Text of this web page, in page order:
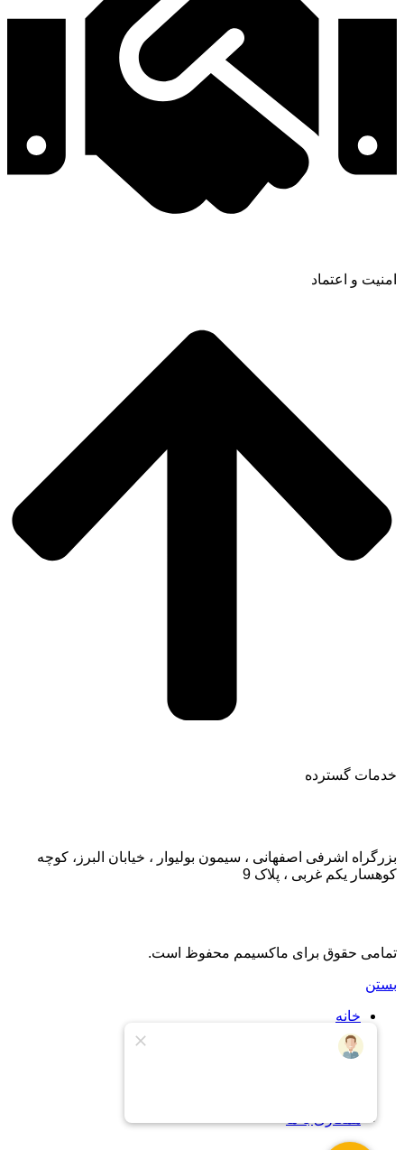
امنیت و اعتماد
خدمات گسترده
بزرگراه اشرفی اصفهانی ، سیمون بولیوار ، خیابان البرز، کوچه
کوهسار یکم غربی ، پلاک 9
تمامی حقوق برای ماکسیمم محفوظ است.
بستن
خانه
اشتراک
همکاری با ما